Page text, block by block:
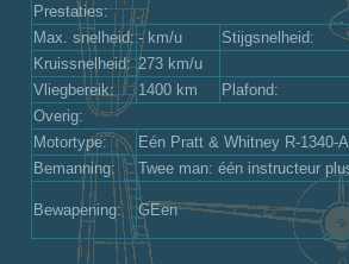
Prestaties:
Max. snelheid: - km/u Stijgsnelheid:
Kruissnelheid: 273 km/u
Vliegbereik:
1400 km Plafond:
Overig:
Motortype:
Eén Pratt & Whitney R-1340-
Bemanning:
Twee man: één instructeur
Bewapening: GEen